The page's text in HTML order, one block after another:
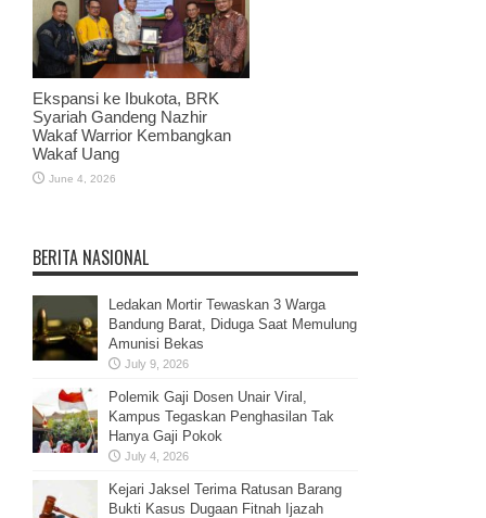
Ekspansi ke Ibukota, BRK
Syariah Gandeng Nazhir
Wakaf Warrior Kembangkan
Wakaf Uang
June 4, 2026
BERITA NASIONAL
Ledakan Mortir Tewaskan 3 Warga
Bandung Barat, Diduga Saat Memulung
Amunisi Bekas
July 9, 2026
Polemik Gaji Dosen Unair Viral,
Kampus Tegaskan Penghasilan Tak
Hanya Gaji Pokok
July 4, 2026
Kejari Jaksel Terima Ratusan Barang
Bukti Kasus Dugaan Fitnah Ijazah